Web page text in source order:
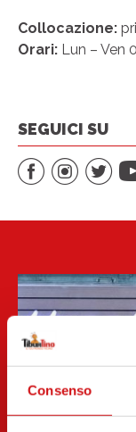
Consenso
Collocazione:
Orari: Lun – Ven
SEGUICI SU